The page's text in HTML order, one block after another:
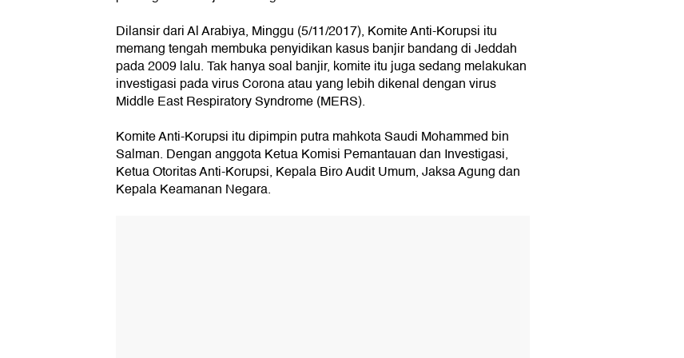
Dilansir dari Al Arabiya, Minggu (5/11/2017), Komite Anti-Korupsi itu
memang tengah membuka penyidikan kasus banjir bandang di Jeddah
pada 2009 lalu. Tak hanya soal banjir, komite itu juga sedang melakukan
investigasi pada virus Corona atau yang lebih dikenal dengan virus
Middle East Respiratory Syndrome (MERS).
Komite Anti-Korupsi itu dipimpin putra mahkota Saudi Mohammed bin
Salman. Dengan anggota Ketua Komisi Pemantauan dan Investigasi,
Ketua Otoritas Anti-Korupsi, Kepala Biro Audit Umum, Jaksa Agung dan
Kepala Keamanan Negara.